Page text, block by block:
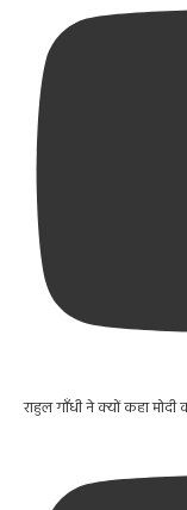
राहुल गाँधी ने क्यों कहा